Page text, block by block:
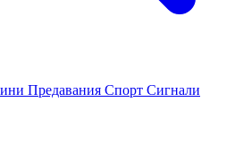
Предавания Спорт Сигнали